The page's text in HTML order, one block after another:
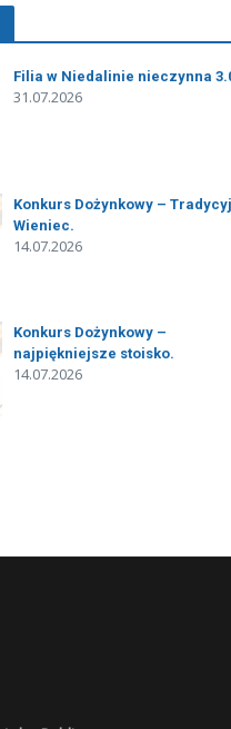
Filia w Niedalinie nieczynna
31.07.2026
Konkurs Dożynkowy –
Wieniec.
14.07.2026
Konkurs Dożynkowy –
najpiękniejsze stoisko.
14.07.2026